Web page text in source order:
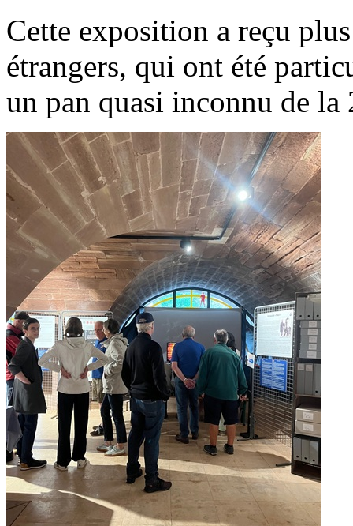
Cette exposition a reçu
étrangers, qui ont été
un pan quasi inconnu de la